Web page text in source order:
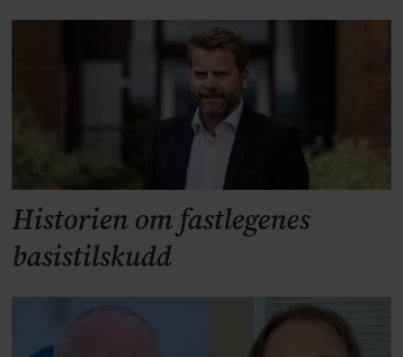
Historien om fastlegenes
basistilskudd